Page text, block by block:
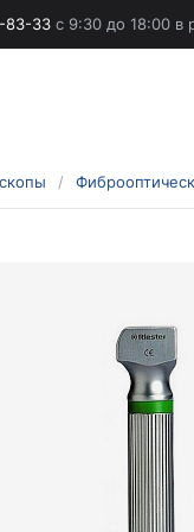
83-33 с 9:30 до 18:00 в
/